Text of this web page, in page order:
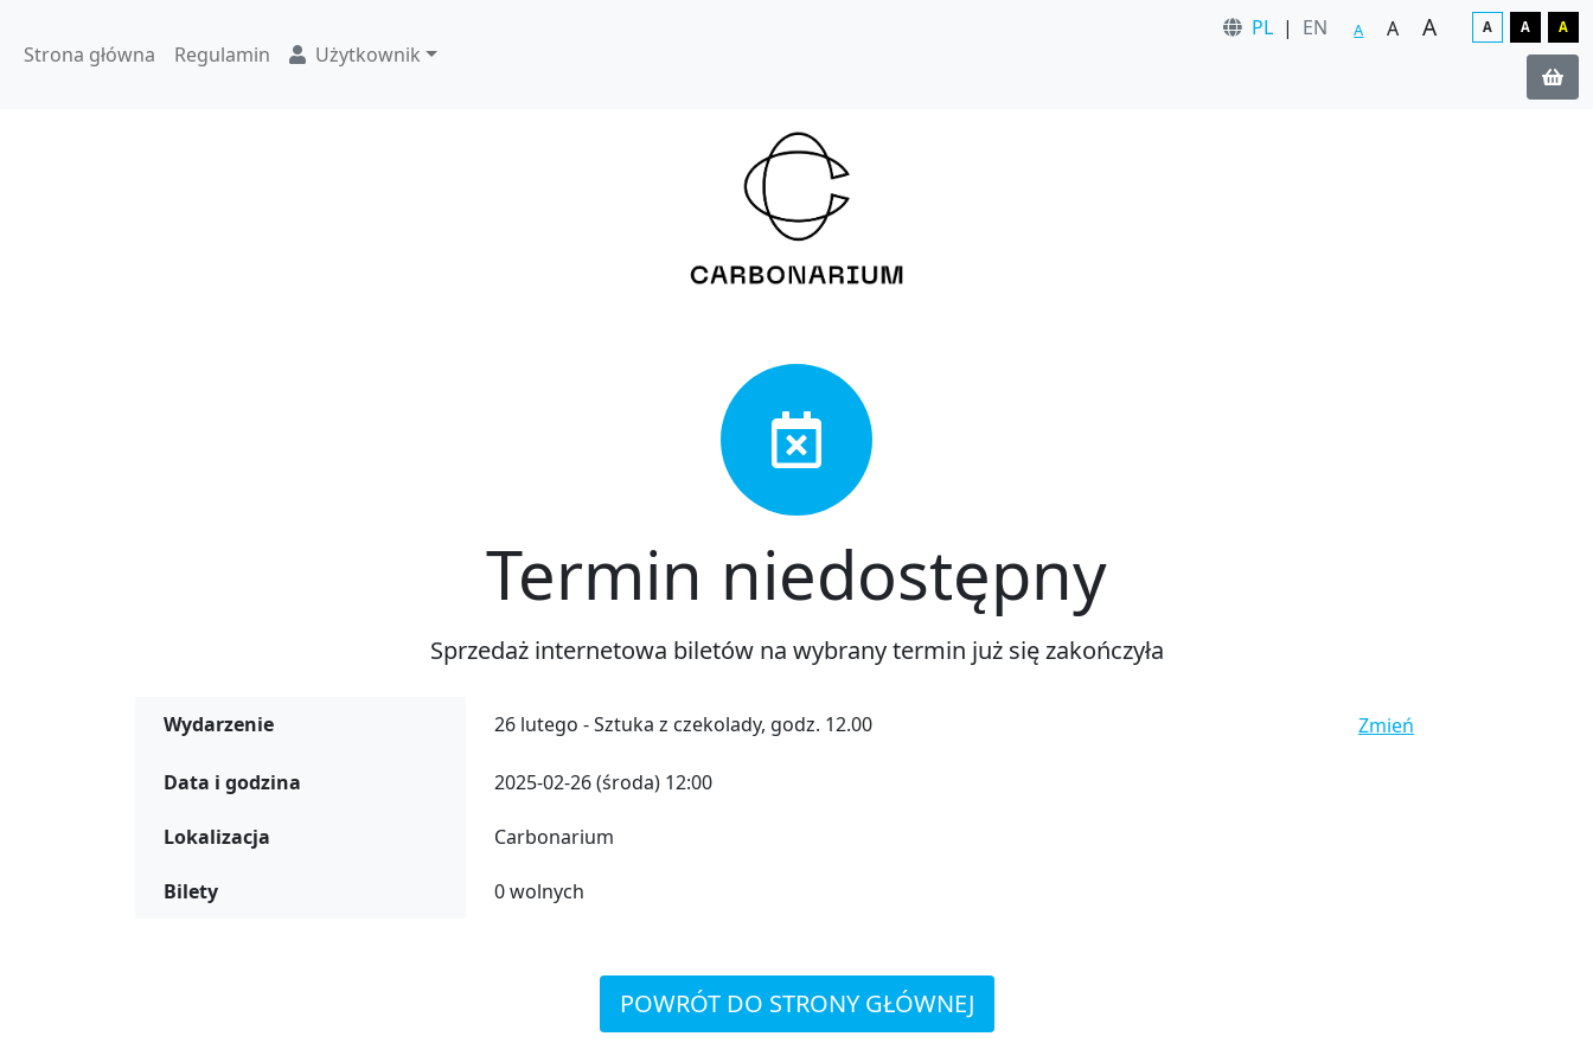
Strona główna Regulamin Użytkownik
PL | EN A A A A A A
Termin niedostępny
Sprzedaż internetowa biletów na wybrany termin już się zakończyła
Wydarzenie 26 lutego - Sztuka z czekolady, godz. 12.00 Zmień
Data i godzina 2025-02-26 (środa) 12:00
Lokalizacja Carbonarium
Bilety 0 wolnych
POWRÓT DO STRONY GŁÓWNEJ